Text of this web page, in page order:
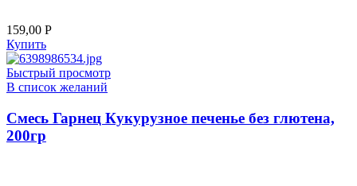
159,00 Р
Купить
Быстрый просмотр
В список желаний
Смесь Гарнец Кукурузное печенье без глютена,
200гр